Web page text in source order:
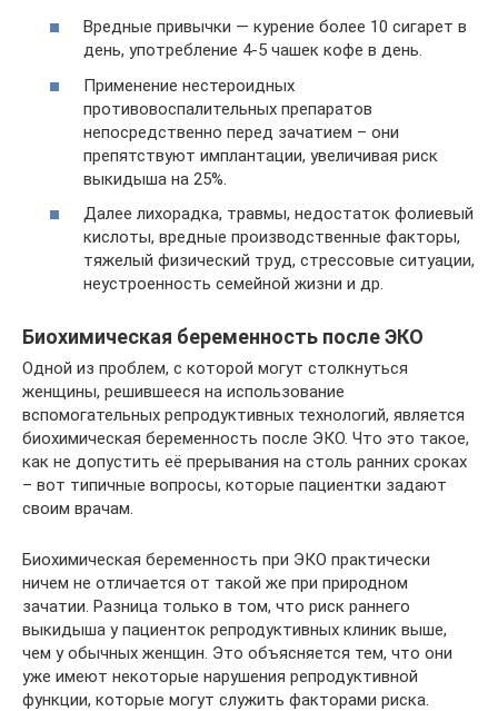
Вредные привычки — курение более 10 сигарет в
день, употребление 4-5 чашек кофе в день.
Применение нестероидных
противовоспалительных препаратов
непосредственно перед зачатием – они
препятствуют имплантации, увеличивая риск
выкидыша на 25%.
Далее лихорадка, травмы, недостаток фолиевый
кислоты, вредные производственные факторы,
тяжелый физический труд, стрессовые ситуации,
неустроенность семейной жизни и др.
Биохимическая беременность после ЭКО
Одной из проблем, с которой могут столкнуться
женщины, решившееся на использование
вспомогательных репродуктивных технологий, является
биохимическая беременность после ЭКО. Что это такое,
как не допустить её прерывания на столь ранних сроках
– вот типичные вопросы, которые пациентки задают
своим врачам.
Биохимическая беременность при ЭКО практически
ничем не отличается от такой же при природном
зачатии. Разница только в том, что риск раннего
выкидыша у пациенток репродуктивных клиник выше,
чем у обычных женщин. Это объясняется тем, что они
уже имеют некоторые нарушения репродуктивной
функции, которые могут служить факторами риска.